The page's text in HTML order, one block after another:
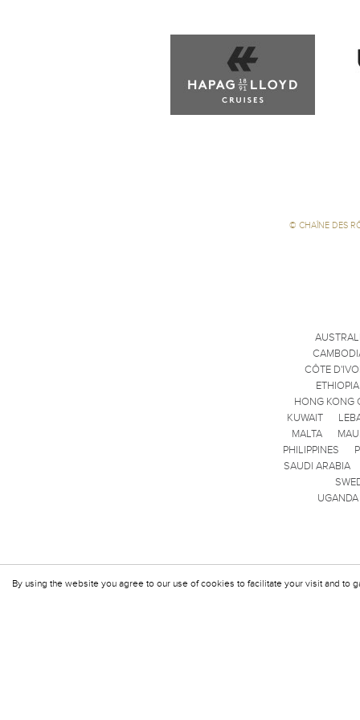
By using the website you agree to our use of cookies to facilitate your visit and to
© CHAÎNE DES
CÔTE
ETHIOPIA
HONG KONG
KUWAIT
MALTA
PHILIPPINES
SAUDI ARABIA
UGANDA